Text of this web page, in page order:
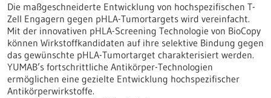
Die maßgeschneiderte Entwicklung von hochspezifischen T-
Zell Engagern gegen pHLA-Tumortargets wird vereinfacht.
Mit der innovativen pHLA-Screening Technologie von BioCopy
können Wirkstoffkandidaten auf ihre selektive Bindung gegen
das gewünschte pHLA-Tumortarget charakterisiert werden.
YUMAB’s fortschrittliche Antikörper-Technologien
ermöglichen eine gezielte Entwicklung hochspezifischer
Antikörperwirkstoffe.